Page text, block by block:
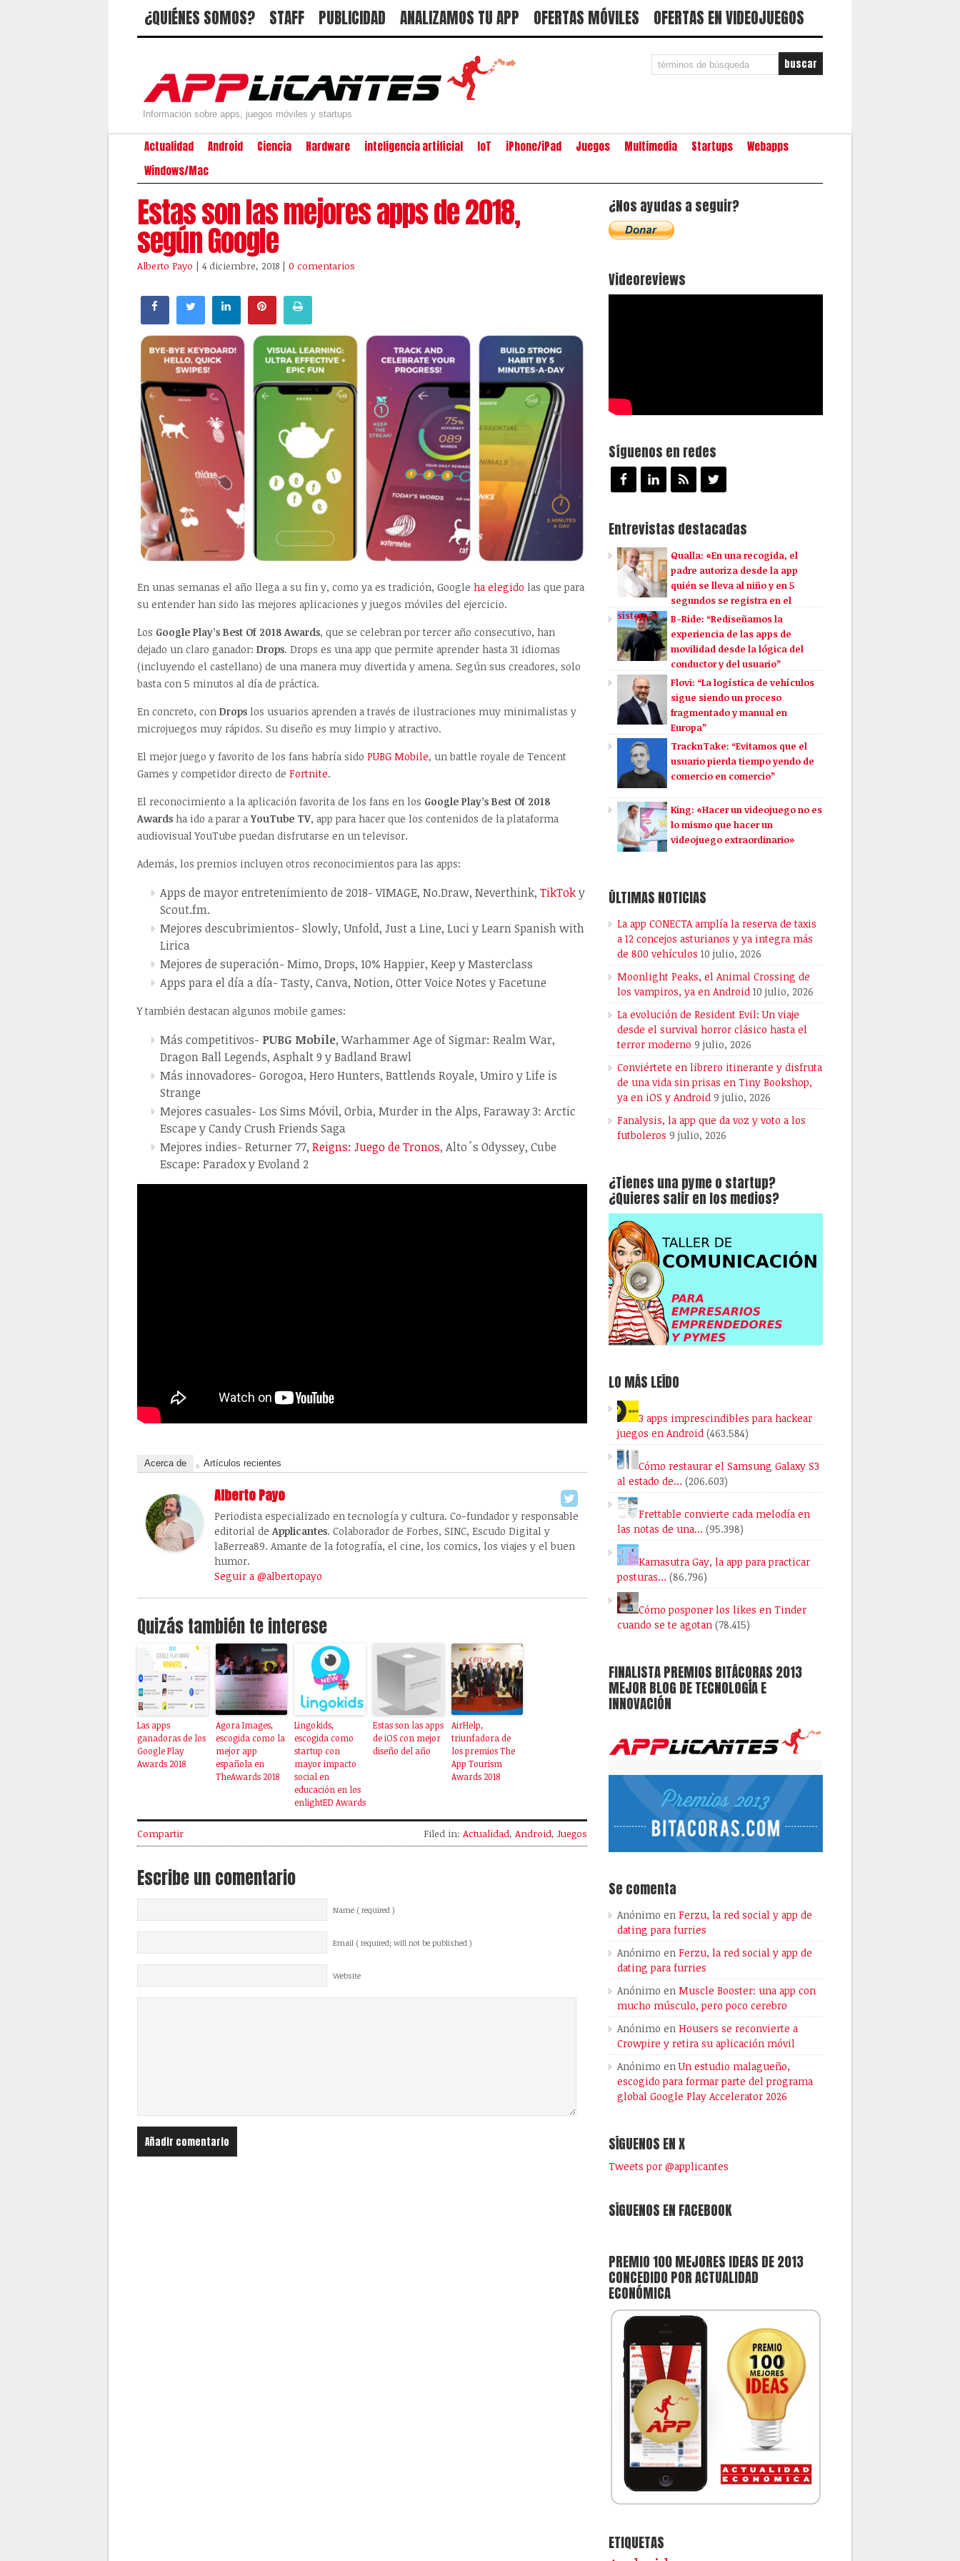
¿QUIÉNES SOMOS? STAFF PUBLICIDAD ANALIZAMOS TU APP OFERTAS MÓVILES OFERTAS EN VIDEOJUEGOS
Información sobre apps, juegos móviles y startups
Actualidad Android Ciencia Hardware inteligencia artificial IoT iPhone/iPad Juegos Multimedia Startups
Webapps
Windows/Mac
Estas son las mejores apps de 2018,
según Google
Alberto Payo | 4 diciembre, 2018 | 0 comentarios
En unas semanas el año llega a su fin y, como ya es tradición, Google ha elegido las que para
su entender han sido las mejores aplicaciones y juegos móviles del ejercicio.
Los Google Play’s Best Of 2018 Awards, que se celebran por tercer año consecutivo, han
dejado un claro ganador: Drops. Drops es una app que permite aprender hasta 31 idiomas
(incluyendo el castellano) de una manera muy divertida y amena. Según sus creadores, solo
basta con 5 minutos al día de práctica.
En concreto, con Drops los usuarios aprenden a través de ilustraciones muy minimalistas y
microjuegos muy rápidos. Su diseño es muy limpio y atractivo.
El mejor juego y favorito de los fans habría sido PUBG Mobile, un battle royale de Tencent
Games y competidor directo de Fortnite.
El reconocimiento a la aplicación favorita de los fans en los Google Play’s Best Of 2018
Awards ha ido a parar aYouTube TV, app para hacer que los contenidos de la plataforma
audiovisual YouTube puedan disfrutarse en un televisor.
Además, los premios incluyen otros reconocimientos para las apps:
Apps de mayor entretenimiento de 2018- VIMAGE, No.Draw, Neverthink, TikToky
Scout.fm.
Mejores descubrimientos- Slowly, Unfold, Just a Line, Luci y Learn Spanish with
Lirica
Mejores de superación- Mimo, Drops, 10% Happier, Keep y Masterclass
Apps para el día a día- Tasty, Canva, Notion, Otter Voice Notes y Facetune
Y también destacan algunos mobile games:
Más competitivos- PUBG Mobile, Warhammer Age of Sigmar: Realm War,
Dragon Ball Legends, Asphalt 9 y Badland Brawl
Más innovadores- Gorogoa, Hero Hunters, Battlends Royale, Umiro y Life is
Strange
Mejores casuales- Los Sims Móvil, Orbia, Murder in the Alps, Faraway 3: Arctic
Escape y Candy Crush Friends Saga
Mejores indies- Returner 77, Reigns: Juego de Tronos, Alto´s Odyssey, Cube
Escape: Paradox y Evoland 2
Acerca de Artículos recientes
Alberto Payo
Periodista especializado en tecnología y cultura. Co-fundador y responsable
editorial de Applicantes. Colaborador de Forbes, SINC, Escudo Digital y
laBerrea89. Amante de la fotografía, el cine, los comics, los viajes y el buen
humor.
Seguir a @albertopayo
Quizás también te interese
Las apps
ganadoras de los
Google Play
Awards 2018
Agora Images,
escogida como la
mejor app
española en
TheAwards 2018
Lingokids,
escogida como
startup con
mayor impacto
social en
educación en los
enlightED Awards
Estas son las apps
de iOS con mejor
diseño del año
AirHelp,
triunfadora de
los premios The
App Tourism
Awards 2018
Compartir Filed in: Actualidad, Android, Juegos
Escribe un comentario
Name ( required )
Email ( required; will not be published )
Website
¿Nos ayudas a seguir?
Videoreviews
Síguenos en redes
Entrevistas destacadas
Qualla: «En una recogida, el
padre autoriza desde la app
quién se lleva al niño y en 5
segundos se registra en el
sistema»
B-Ride: “Rediseñamos la
experiencia de las apps de
movilidad desde la lógica del
conductor y del usuario”
Flovi: “La logística de vehículos
sigue siendo un proceso
fragmentado y manual en
Europa”
TracknTake: “Evitamos que el
usuario pierda tiempo yendo de
comercio en comercio”
King: «Hacer un videojuego no es
lo mismo que hacer un
videojuego extraordinario»
ÚLTIMAS NOTICIAS
La app CONECTA amplía la reserva de taxis
a 12 concejos asturianos y ya integra más
de 800 vehículos 10 julio, 2026
Moonlight Peaks, el Animal Crossing de
los vampiros, ya en Android 10 julio, 2026
La evolución de Resident Evil: Un viaje
desde el survival horror clásico hasta el
terror moderno 9 julio, 2026
Conviértete en librero itinerante y disfruta
de una vida sin prisas en Tiny Bookshop,
ya en iOS y Android 9 julio, 2026
Fanalysis, la app que da voz y voto a los
futboleros 9 julio, 2026
¿Tienes una pyme o startup?
¿Quieres salir en los medios?
LO MÁS LEÍDO
3 apps imprescindibles para hackear
juegos en Android (463.584)
Cómo restaurar el Samsung Galaxy S3
al estado de… (206.603)
Frettable convierte cada melodía en
las notas de una… (95.398)
Kamasutra Gay, la app para practicar
posturas… (86.796)
Cómo posponer los likes en Tinder
cuando se te agotan (78.415)
FINALISTA PREMIOS BITÁCORAS 2013
MEJOR BLOG DE TECNOLOGÍA E
INNOVACIÓN
Se comenta
Anónimo en Ferzu, la red social y app de
dating para furries
Anónimo en Ferzu, la red social y app de
dating para furries
Anónimo en Muscle Booster: una app con
mucho músculo, pero poco cerebro
Anónimo en Housers se reconvierte a
Crowpire y retira su aplicación móvil
Anónimo enUn estudio malagueño,
escogido para formar parte del programa
global Google Play Accelerator 2026
SÍGUENOS EN X
Tweets por @applicantes
SÍGUENOS EN FACEBOOK
PREMIO 100 MEJORES IDEAS DE 2013
CONCEDIDO POR ACTUALIDAD
ECONÓMICA
ETIQUETAS